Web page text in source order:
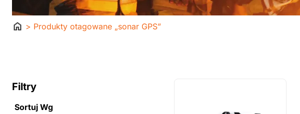
Strona> Produkty otagowane „sonar GPS”
Filtry
Sortuj Wg